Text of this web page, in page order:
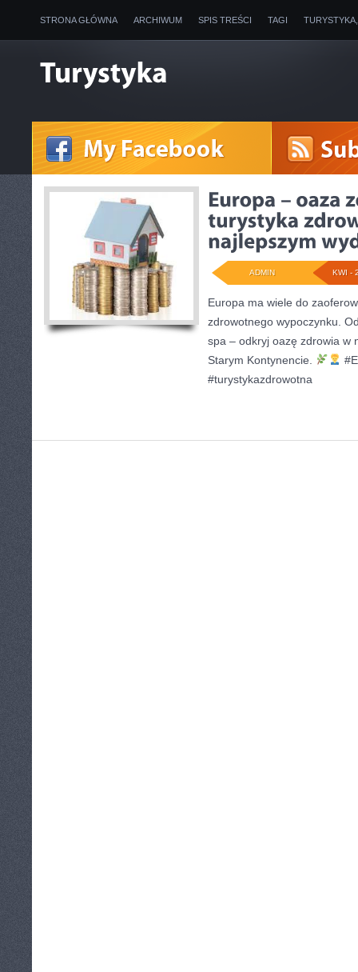
STRONA GŁÓWNA ARCHIWUM SPIS TREŚCI TAGI
KWI -
ADMIN
Europa ma wiele do
zdrowotnego wypoczynku.
spa – odkryj oazę zdrowia w
Starym Kontynencie.
#turystykazdrowotna